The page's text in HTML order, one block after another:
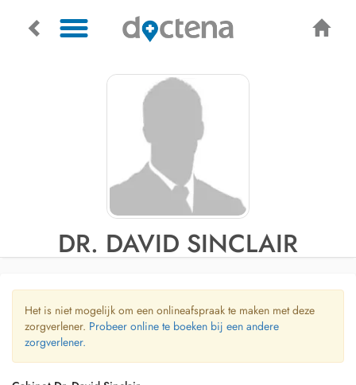
DR. DAVID SINCLAIR
Het is niet mogelijk om een onlineafspraak te maken met deze
zorgverlener. Probeer online te boeken bij een andere
zorgverlener.